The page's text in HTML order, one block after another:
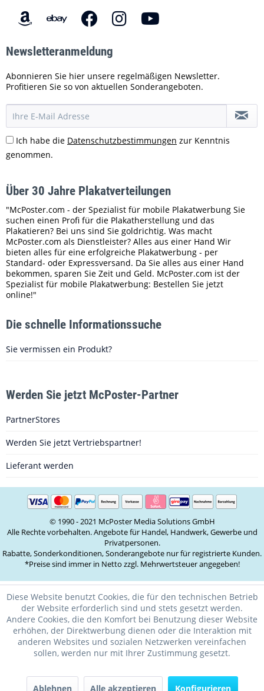
Newsletteranmeldung
Abonnieren Sie hier unsere regelmäßigen Newsletter.
Profitieren Sie so von aktuellen Sonderangeboten.
Ich habe die Datenschutzbestimmungen zur Kenntnis
genommen.
Über 30 Jahre Plakatverteilungen
"McPoster.com - der Spezialist für mobile Plakatwerbung Sie
suchen einen Profi für die Plakatherstellung und das
Plakatieren? Bei uns sind Sie goldrichtig. Was macht
McPoster.com als Dienstleister? Alles aus einer Hand Wir
bieten alles für eine erfolgreiche Plakatwerbung - per
Standard- oder Expressversand. Da Sie alles aus einer Hand
bekommen, sparen Sie Zeit und Geld. McPoster.com ist der
Spezialist für mobile Plakatwerbung: Bestellen Sie jetzt
online!"
Die schnelle Informationssuche
Sie vermissen ein Produkt?
Werden Sie jetzt McPoster-Partner
PartnerStores
Werden Sie jetzt Vertriebspartner!
Lieferant werden
© 1990 - 2021 McPoster Media Solutions GmbH
Alle Rechte vorbehalten. Angebote für Handel, Handwerk, Gewerbe und
Privatpersonen.
Rabatte, Sonderkonditionen, Sonderangebote nur für registrierte Kunden.
*Preise sind immer in Netto zzgl. Mehrwertsteuer angegeben!
Diese Website benutzt Cookies, die für den technischen Betrieb
der Website erforderlich sind und stets gesetzt werden.
Andere Cookies, die den Komfort bei Benutzung dieser Website
erhöhen, der Direktwerbung dienen oder die Interaktion mit
anderen Websites und sozialen Netzwerken vereinfachen
sollen, werden nur mit Ihrer Zustimmung gesetzt.
Ablehnen Alle akzeptieren Konfigurieren